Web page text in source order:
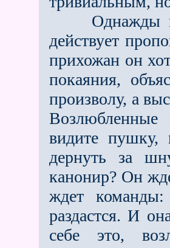
Однажды мне
действует
прихожан он
покаяния,
произволу, а
Возлюбленные
видите пушку,
дернуть за
канонир? Он
ждет
раздастся. И
себе это,